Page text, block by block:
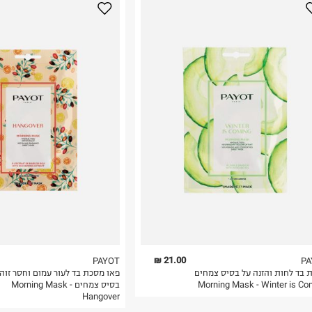
ביתה של ד"ר נדיה
העור ומהווה
על גבי החבילה
באתר בלבד
בלבד. לא ניתן
PAYOT
פאו מסכת בד לעור עמום וחסר
בסיס צמחים Morning Mask -
Hangover
21.00 ₪
בד לחות והזנה על בסיס צמחים
Morning Mask - Winter is